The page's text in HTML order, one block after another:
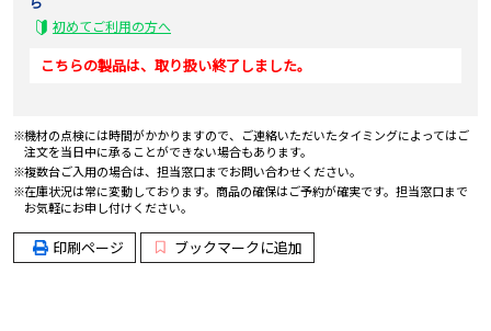
初めてご利用の方へ
こちらの製品は、取り扱い終了しました。
機材の点検には時間がかかりますので、ご連絡いただいたタイミングによってはご
注文を当日中に承ることができない場合もあります。
複数台ご入用の場合は、担当窓口までお問い合わせください。
在庫状況は常に変動しております。商品の確保はご予約が確実です。担当窓口まで
お気軽にお申し付けください。
印刷ページ ブックマークに追加